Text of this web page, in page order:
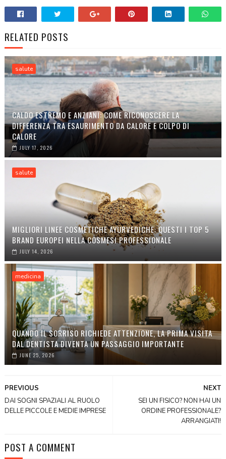
RELATED POSTS
salute
CALDO ESTREMO E ANZIANI: COME RICONOSCERE LA
DIFFERENZA TRA ESAURIMENTO DA CALORE E COLPO DI
CALORE
JULY 17, 2026
salute
MIGLIORI LINEE COSMETICHE AYURVEDICHE: QUESTI I TOP 5
BRAND EUROPEI NELLA COSMESI PROFESSIONALE
JULY 14, 2026
medicina
QUANDO IL SORRISO RICHIEDE ATTENZIONE, LA PRIMA VISITA
DAL DENTISTA DIVENTA UN PASSAGGIO IMPORTANTE
JUNE 25, 2026
NEXT
SEI UN FISICO? NON HAI UN
ORDINE PROFESSIONALE?
ARRANGIATI!
PREVIOUS
DAI SOGNI SPAZIALI AL RUOLO
DELLE PICCOLE E MEDIE IMPRESE
POST A COMMENT